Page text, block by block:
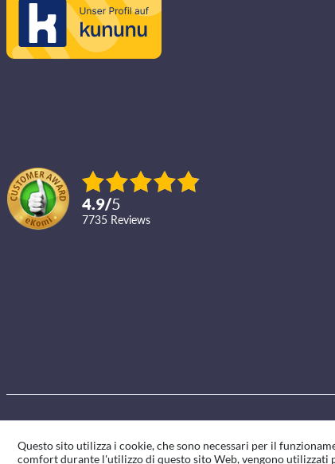
4.9/5
7735 reviews
Questo sito utilizza i cookie, che sono necessari per il
comfort durante l'utilizzo di questo sito Web, vengono